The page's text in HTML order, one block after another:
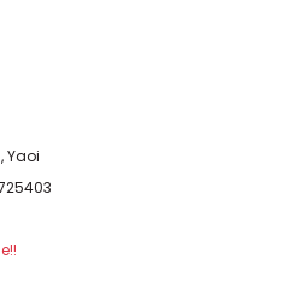
,Yaoi